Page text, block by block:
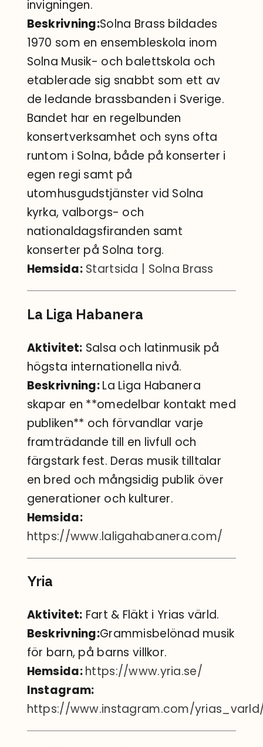
invigningen.
Beskrivning:Solna Brass bildades
1970 som en ensembleskola inom
Solna Musik- och balettskola och
etablerade sig snabbt som ett av
de ledande brassbanden i Sverige.
Bandet har en regelbunden
konsertverksamhet och syns ofta
runtom i Solna, både på konserter i
egen regi samt på
utomhusgudstjänster vid Solna
kyrka, valborgs- och
nationaldagsfiranden samt
konserter på Solna torg.
Hemsida: Startsida | Solna Brass
La Liga Habanera
Aktivitet: Salsa och latinmusik på
högsta internationella nivå.
Beskrivning:La Liga Habanera
skapar en **omedelbar kontakt med
publiken** och förvandlar varje
framträdande till en livfull och
färgstark fest. Deras musik tilltalar
en bred och mångsidig publik över
generationer och kulturer.
Hemsida:
https://www.laligahabanera.com/
Yria
Aktivitet: Fart & Fläkt i Yrias värld.
Beskrivning:Grammisbelönad musik
för barn, på barns villkor.
Hemsida:https://www.yria.se/
Instagram:
https://www.instagram.com/